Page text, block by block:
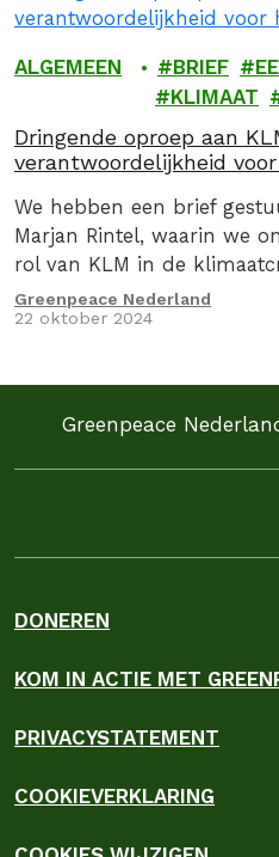
ALGEMEEN BRIEF
KLIMAAT
Dringende oproep aan
verantwoordelijkheid
We hebben een brief
Marjan Rintel, waarin we
rol van KLM in de
dat het minder moet
praktijk te weinig actie.
toekomst.
Greenpeace Nederland
22 oktober 2024
Greenpeace
DONEREN
KOM IN ACTIE MET
PRIVACYSTATEMENT
COOKIEVERKLARING